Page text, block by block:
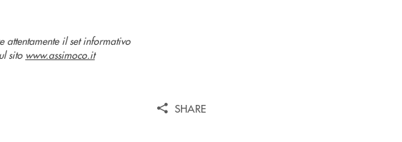
il set informativo
sito www.assimoco.it
SHARE